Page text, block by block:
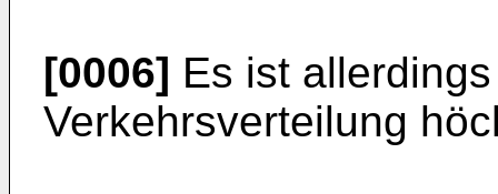
[0006] Es ist
Verkehrsverteilung